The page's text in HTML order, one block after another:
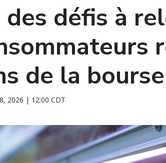
défis à
de la bourse
2026 | 12:00 CDT